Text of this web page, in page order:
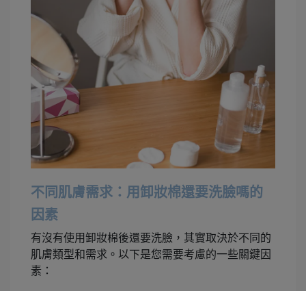
不同肌膚需求：用卸妝棉還要洗臉嗎的
因素
有沒有使用卸妝棉後還要洗臉，其實取決於不同的
肌膚類型和需求。以下是您需要考慮的一些關鍵因
素：